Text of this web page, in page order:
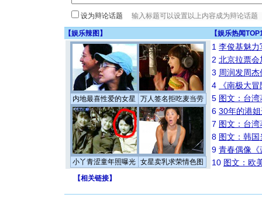
设为辩论话题
【娱乐辣图 】 【娱乐热闻
内地最喜性爱的女星 万人签名拒吃麦当劳
小丫青涩童年照曝光 女星卖乳求荣情色图
1 李俊基魅力
2 北京拉票
3 周润发周
4
《南极大
5 图文：台
6 30年的港
7 图文：台
8 图文：韩
9 青春偶像《
10 图文：欧
【相关链接】